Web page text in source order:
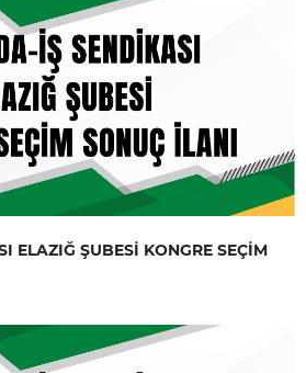
ELAZIĞ ŞUBESİ KONGRE SEÇİM